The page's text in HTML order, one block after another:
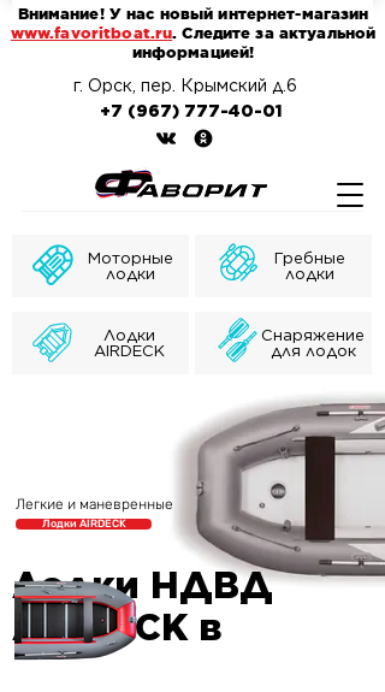
г. Орск, пер. Крымский д.6
+7 (967) 777-40-01
Внимание! У нас новый интернет-магазин
www.favoritboat.ru. Следите за актуальной
информацией!
Моторные
лодки
Гребные
лодки
Лодки
AIRDECK
Снаряжение
для лодок
Легкие и маневренные
Лодки AIRDECK
Лодки НДВД
AIRDECK в
Гарантия